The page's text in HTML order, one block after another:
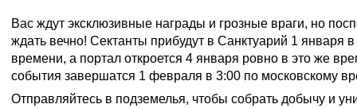
Вас ждут эксклюзивные награды и грозные враги, но
ждать вечно! Сектанты прибудут в Санктуарий 1 января
времени, а портал откроется 4 января ровно в это же
события завершатся 1 февраля в 3:00 по московскому
Отправляйтесь в подземелья, чтобы собрать добычу и